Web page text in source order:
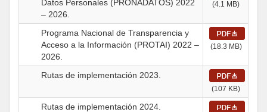
Datos Personales (PRONADATOS) 2022
– 2026.
(4.1 MB)
Programa Nacional de Transparencia y
Acceso a la Información (PROTAI) 2022 –
2026.
(18.3 MB)
Rutas de implementación 2023.
(107 KB)
Rutas de implementación 2024.